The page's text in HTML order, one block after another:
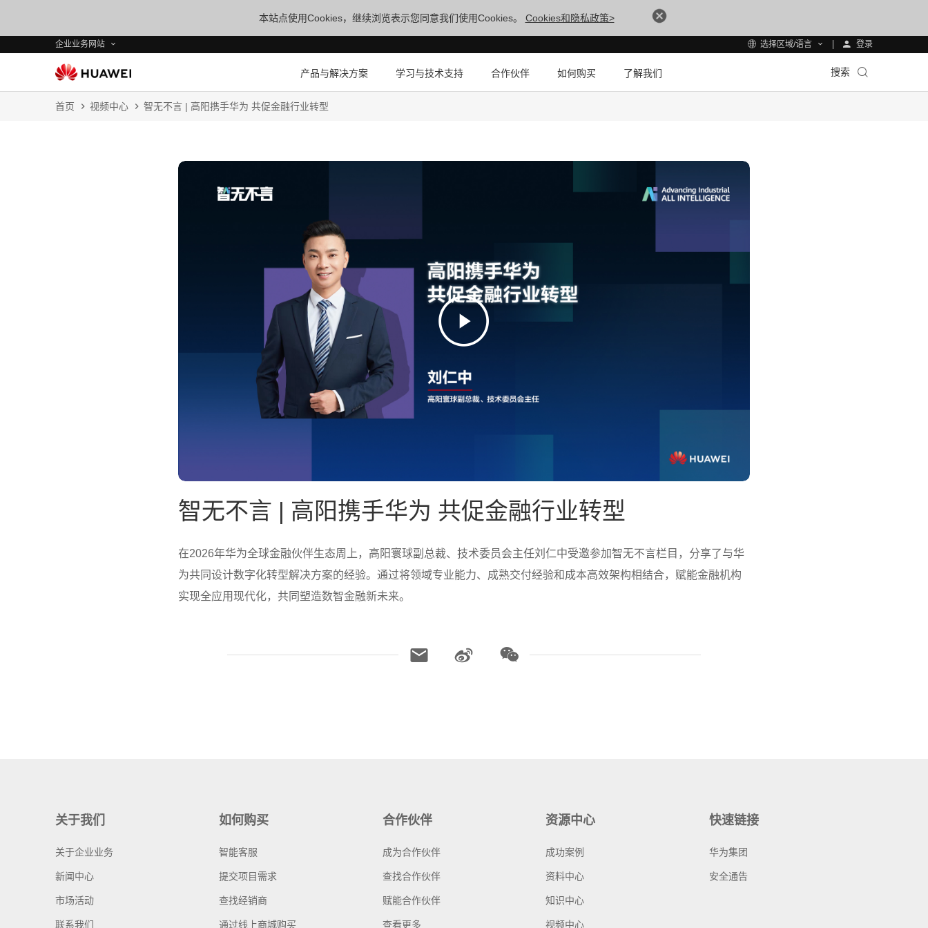
本站点使用Cookies，继续浏览表示您同意我们使用Cookies。 Cookies和隐私政策>
企业业务网站 选择区域/语言 登录
产品与解决方案 学习与技术支持 合作伙伴 如何购买 了解我们 搜索
首页 视频中心 智无不言 | 高阳携手华为 共促金融行业转型
智无不言 | 高阳携手华为 共促金融行业转型
在2026年华为全球金融伙伴生态周上，高阳寰球副总裁、技术委员会主任刘仁中受邀参加智无不言栏目，分享了与华
为共同设计数字化转型解决方案的经验。通过将领域专业能力、成熟交付经验和成本高效架构相结合，赋能金融机构
实现全应用现代化，共同塑造数智金融新未来。
关于我们
关于企业业务
新闻中心
市场活动
联系我们
如何购买
智能客服
提交项目需求
查找经销商
通过线上商城购买
合作伙伴
成为合作伙伴
查找合作伙伴
赋能合作伙伴
查看更多
资源中心
成功案例
资料中心
知识中心
视频中心
快速链接
华为集团
安全通告